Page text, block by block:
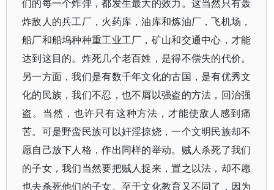
们的每一个炸弹，都发生最大的效力。这当然只有轰
炸敌人的兵工厂，火药库，油库和炼油厂，飞机场，
船厂和船坞种种重工业工厂，矿山和交通中心，才能
达到这目的。炸死几个老百姓，是得不偿失的代价。
另一方面，我们是有数千年文化的古国，是有优秀文
化的民族，我们不忍，也不屑以强盗的方法，回治强
盗。当然，也许只有这种方法，才能使敌人感到痛
苦。可是野蛮民族可以奸淫掠烧，一个文明民族却不
愿自己放下人格，作出同样的举动。贼人杀死了我们
的子女，我们当然要把贼人捉来，置之以法，却不愿
也去杀死他们的子女。至于文化教育又不同了，因为